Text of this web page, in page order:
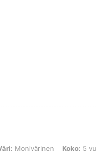
Koko: 5 vuotta
Monivärinen Koko: 5